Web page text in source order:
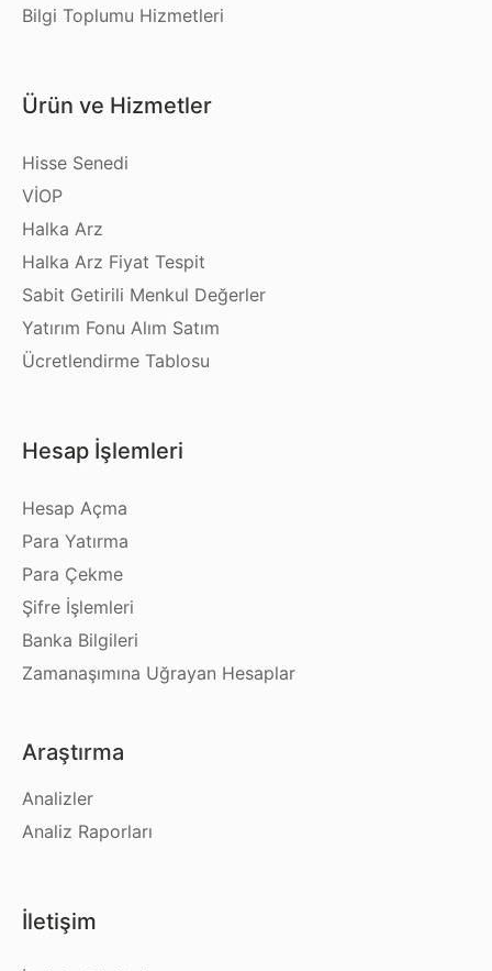
Bilgi Toplumu Hizmetleri
Ürün ve Hizmetler
Hisse Senedi
VİOP
Halka Arz
Halka Arz Fiyat Tespit
Sabit Getirili Menkul Değerler
Yatırım Fonu Alım Satım
Ücretlendirme Tablosu
Hesap İşlemleri
Hesap Açma
Para Yatırma
Para Çekme
Şifre İşlemleri
Banka Bilgileri
Zamanaşımına Uğrayan Hesaplar
Araştırma
Analizler
Analiz Raporları
İletişim